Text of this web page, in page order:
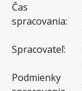
Čas
spracovania:
Spracovateľ:
Podmienky